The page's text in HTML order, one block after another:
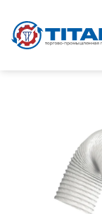
Перейти к